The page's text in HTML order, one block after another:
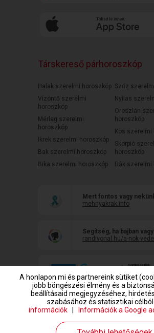
Társkereső párhoroszkóp
Halak szerelmi horoszkóp
Vízöntő szerelmi
horoszkóp
Mérleg szerelmi
horoszkóp
Ikrek szerelmi horoszkóp
Bak szerelmi horoszkóp
Bika szerelmi horoszkóp
Szűz
Nyilas
Oroszlán
horoszkóp
Kos szerelmi
Skorpió
horoszkóp
Rák szerelmi
Mert fontos vagy
mehnyakrak.info
Segítség, ha bajban vagy
randivonal.hu/a-nok-
www.randivonal.hu © Copyright 1999-2026
A honlapon mi és partnereink sütiket
jobb böngészési élmény és a
beállításaid megjegyzéséhez,
szabásához és statisztikai célból.
információk
Információk a Google